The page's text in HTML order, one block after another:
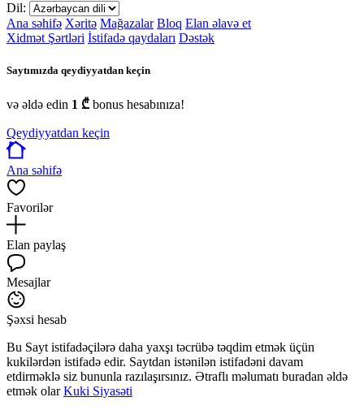
Dil:
Ana səhifə Xəritə Mağazalar Bloq Elan əlavə et
Xidmət Şərtləri İstifadə qaydaları Dəstək
Saytımızda qeydiyyatdan keçin
və əldə edin 1 ₾ bonus hesabınıza!
Qeydiyyatdan keçin
Ana səhifə
Favorilər
Elan paylaş
Mesajlar
Şəxsi hesab
Bu Sayt istifadəçilərə daha yaxşı təcrübə təqdim etmək üçün
kukilərdən istifadə edir. Saytdan istənilən istifadəni davam
etdirməklə siz bununla razılaşırsınız. Ətraflı məlumatı buradan əldə
etmək olarKuki Siyasəti